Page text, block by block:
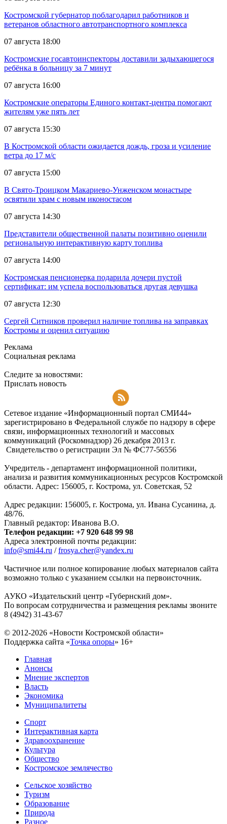
Костромской губернатор поблагодарил работников и
ветеранов областного автотранспортного комплекса
07 августа 18:00
Костромские госавтоинспекторы доставили задыхающегося
ребёнка в больницу за 7 минут
07 августа 16:00
Костромские операторы Единого контакт-центра помогают
жителям уже пять лет
07 августа 15:30
В Костромской области ожидается дождь, гроза и усиление
ветра до 17 м/с
07 августа 15:00
В Свято-Троицком Макариево-Унженском монастыре
освятили храм с новым иконостасом
07 августа 14:30
Представители общественной палаты позитивно оценили
региональную интерактивную карту топлива
07 августа 14:00
Костромская пенсионерка подарила дочери пустой
сертификат: им успела воспользоваться другая девушка
07 августа 12:30
Сергей Ситников проверил наличие топлива на заправках
Костромы и оценил ситуацию
Реклама
Социальная реклама
Следите за новостями:
Прислать новость
Сетевое издание «Информационный портал СМИ44»
зарегистрировано в Федеральной службе по надзору в сфере
связи, информационных технологий и массовых
коммуникаций (Роскомнадзор) 26 декабря 2013 г.
Свидетельство о регистрации Эл № ФC77-56556
Учредитель - департамент информационной политики,
анализа и развития коммуникационных ресурсов Костромской
области. Адрес: 156005, г. Кострома, ул. Советская, 52
Адрес редакции: 156005, г. Кострома, ул. Ивана Сусанина, д.
48/76.
Главный редактор: Иванова В.О.
Телефон редакции: +7 920 648 99 98
Адреса электронной почты редакции:
info@smi44.ru /frosya.cher@yandex.ru
Частичное или полное копирование любых материалов сайта
возможно только с указанием ссылки на первоисточник.
АУКО «Издательский центр «Губернский дом».
По вопросам сотрудничества и размещения рекламы звоните
8 (4942) 31-43-67
© 2012-2026 «Новости Костромской области»
Поддержка сайта «Точка опоры» 16+
Главная
Анонсы
Мнение экспертов
Власть
Экономика
Муниципалитеты
Спорт
Интерактивная карта
Здравоохранение
Культура
Общество
Костромское землячество
Сельское хозяйство
Туризм
Образование
Природа
Разное